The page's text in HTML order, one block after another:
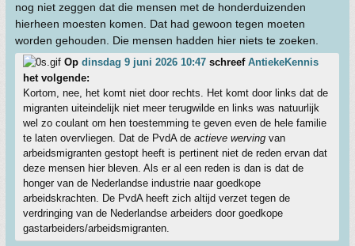
nog niet zeggen dat die mensen met de honderduizenden
hierheen moesten komen. Dat had gewoon tegen moeten
worden gehouden. Die mensen hadden hier niets te zoeken.
Op dinsdag 9 juni 2026 10:47 schreef AntiekeKennis
het volgende:
Kortom, nee, het komt niet door rechts. Het komt door links dat de
migranten uiteindelijk niet meer terugwilde en links was natuurlijk
wel zo coulant om hen toestemming te geven even de hele familie
te laten overvliegen. Dat de PvdA de actieve werving van
arbeidsmigranten gestopt heeft is pertinent niet de reden ervan dat
deze mensen hier bleven. Als er al een reden is dan is dat de
honger van de Nederlandse industrie naar goedkope
arbeidskrachten. De PvdA heeft zich altijd verzet tegen de
verdringing van de Nederlandse arbeiders door goedkope
gastarbeiders/arbeidsmigranten.